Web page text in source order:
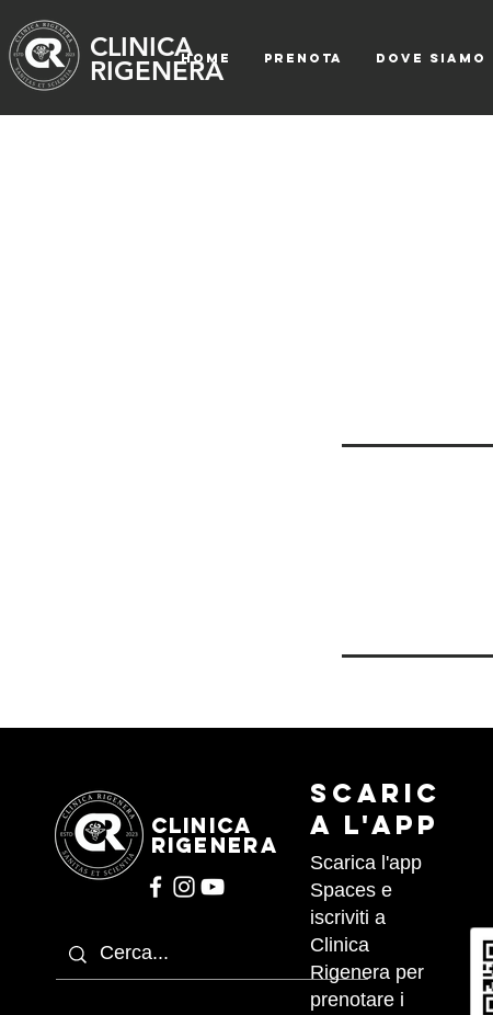
CLINICA
RIGENERA
HOME PRENOTA DOVE SIAMO
CLINICA
RIGENERA
Scaric
a l'APP
Scarica l'app
Spaces e
iscriviti a
Clinica
Rigenera per
prenotare i